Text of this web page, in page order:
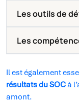
Les outils de
Les
Il est également
résultats du SOCà
amont.